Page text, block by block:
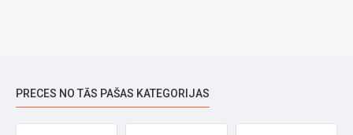
PRECES NO TĀS PAŠAS KATEGORIJAS